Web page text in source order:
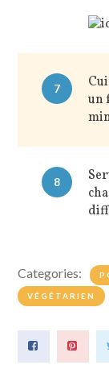
7
un
8
Categories:
VÉGÉTARIEN